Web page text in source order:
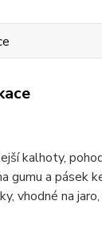
kalhoty,
gumu a pásek
vhodné na